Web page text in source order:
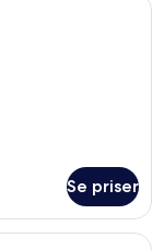
Se priser